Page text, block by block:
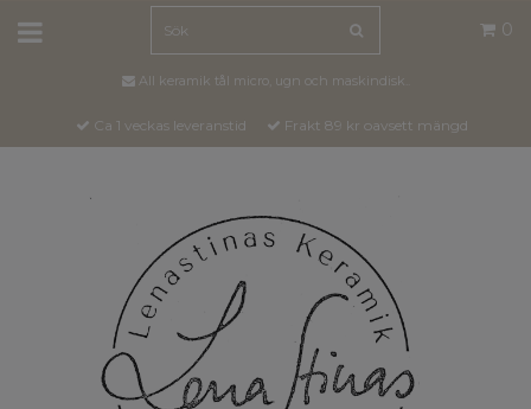
0
All keramik tål micro, ugn och maskindisk..
Ca 1 veckas leveranstid Frakt 89 kr oavsett mängd